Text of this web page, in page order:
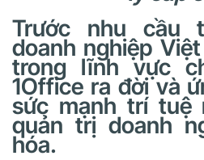
Trước nhu cầu
doanh nghiệp
trong lĩnh vực
1Office ra đời và
sức mạnh trí tuệ
quản trị doanh
hóa.